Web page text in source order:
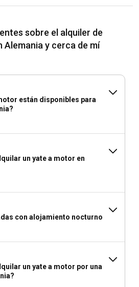
marinas y fondeaderos
Algunas a destacar son la Ancora
y Marina Kröslin. Todas estas
con instalaciones para tu
a bordo que van desde
yate a motor en Alemania con
con patrón en Alemania
de navegación más fluida.
con patrón en Alemania para
sobre el alquiler de
Alemania y cerca de mí
están disponibles para
un yate a motor en
con alojamiento nocturno
un yate a motor por una